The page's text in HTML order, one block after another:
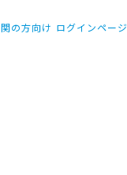
の方向け ログインページ